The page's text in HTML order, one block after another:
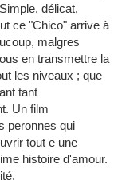
délicat,
ce "Chico" arrive à
malgres
en transmettre la
les niveaux ; que
tant
Un film
peronnes qui
tout e une
histoire d'amour.